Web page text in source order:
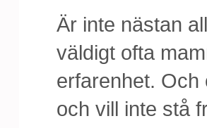
Är inte nästan
väldigt ofta
erfarenhet.
och vill inte stå